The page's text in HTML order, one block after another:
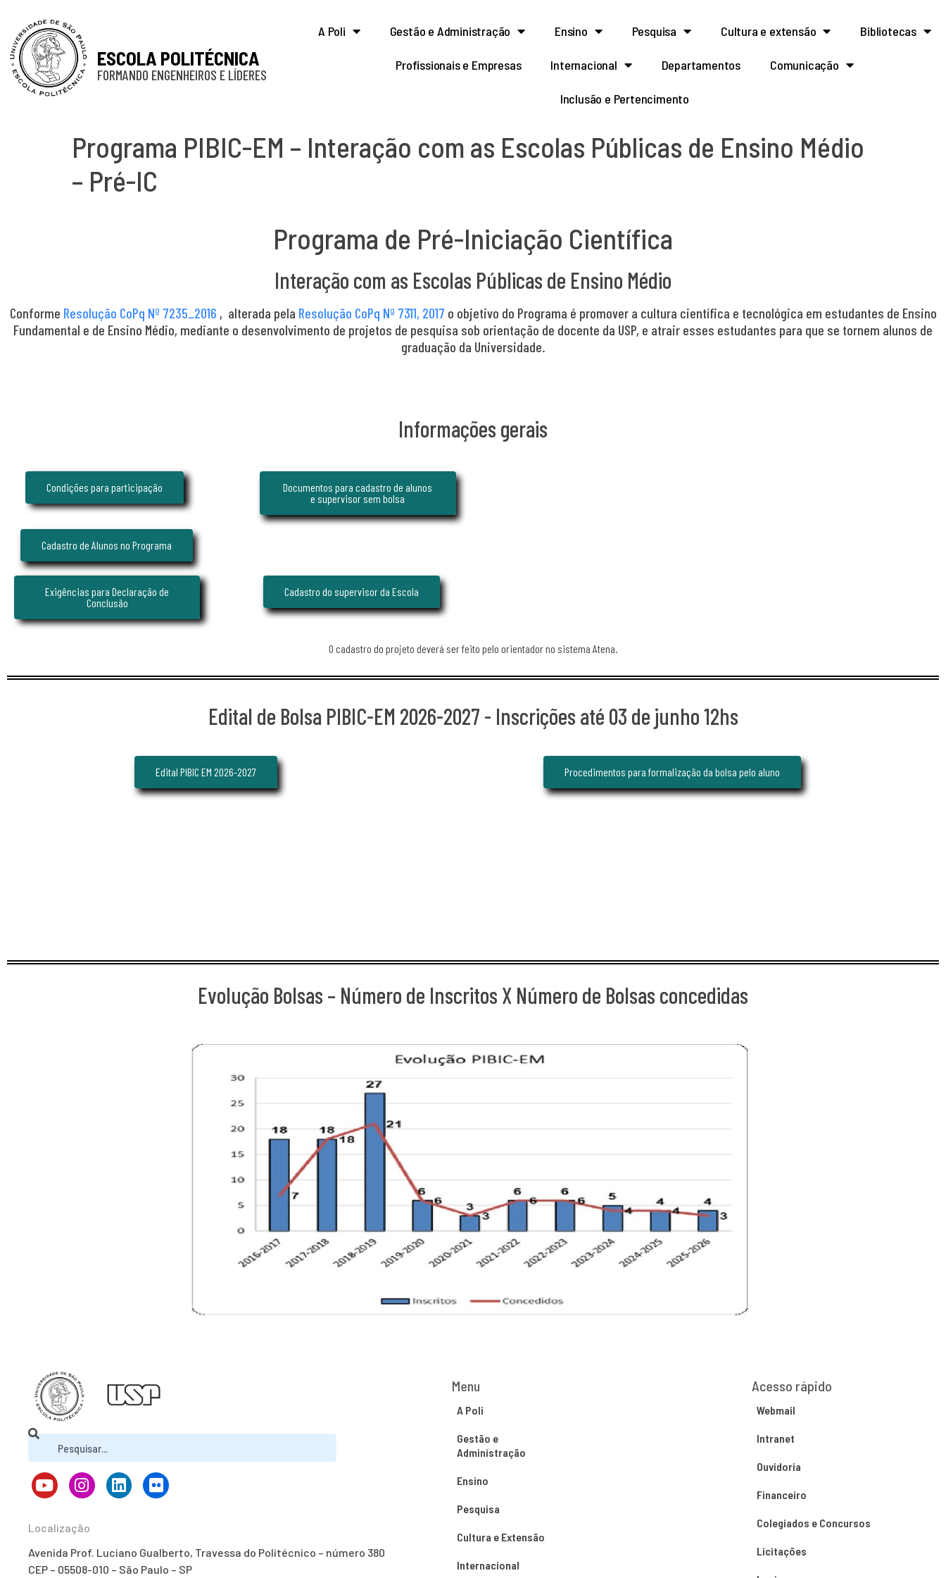
ESCOLA POLITÉCNICA
FORMANDO ENGENHEIROS E LÍDERES
A Poli Gestão e Administração Ensino Pesquisa Cultura e extensão Bibliotecas
Profissionais e Empresas Internacional Departamentos Comunicação
Inclusão e Pertencimento
Programa PIBIC-EM – Interação com as Escolas Públicas de Ensino Médio
– Pré-IC
Programa de Pré-Iniciação Científica
Interação com as Escolas Públicas de Ensino Médio
Conforme Resolução CoPq Nº 7235_2016 , alterada pela Resolução CoPq Nº 7311, 2017 o objetivo do Programa é promover a cultura científica e tecnológica em estudantes de Ensino
Fundamental e de Ensino Médio, mediante o desenvolvimento de projetos de pesquisa sob orientação de docente da USP, e atrair esses estudantes para que se tornem alunos de
graduação da Universidade.
Informações gerais
Condições para participação
Documentos para cadastro de alunos
e supervisor sem bolsa
Cadastro de Alunos no Programa
Exigências para Declaração de
Conclusão
Cadastro do supervisor da Escola
O cadastro do projeto deverá ser feito pelo orientador no sistema Atena.
Edital de Bolsa PIBIC-EM 2026-2027 - Inscrições até 03 de junho 12hs
Edital PIBIC EM 2026-2027 Procedimentos para formalização da bolsa pelo aluno
Evolução Bolsas – Número de Inscritos X Número de Bolsas concedidas
Localização
Avenida Prof. Luciano Gualberto, Travessa do Politécnico – número 380
CEP – 05508-010 – São Paulo – SP
Menu
A Poli
Gestão e
Administração
Ensino
Pesquisa
Cultura e Extensão
Internacional
Acesso rápido
Webmail
Intranet
Ouvidoria
Financeiro
Colegiados e Concursos
Licitações